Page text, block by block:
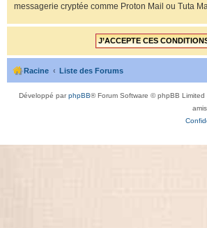
messagerie cryptée comme Proton Mail ou Tuta
Racine Liste des Forums
Développé parphpBB® Forum Software © phpBB